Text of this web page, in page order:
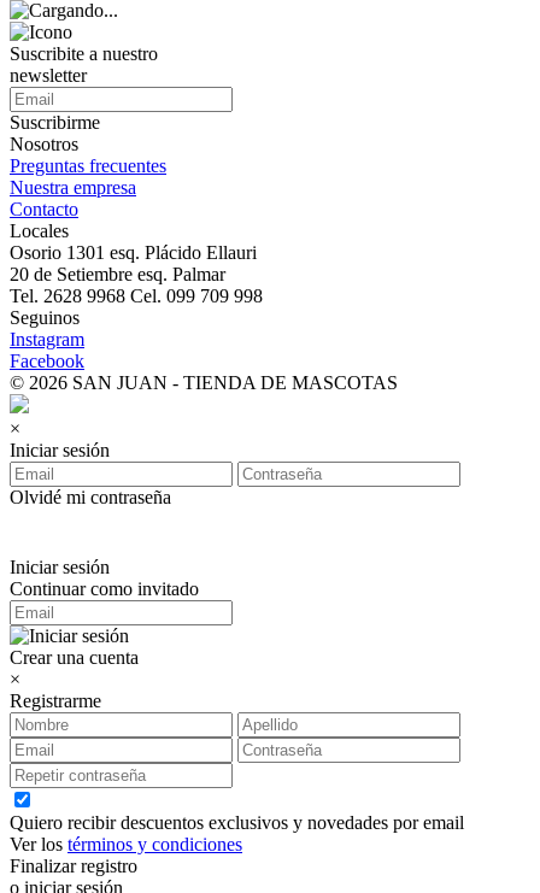
Suscribite a nuestro
newsletter
Suscribirme
Nosotros
Preguntas frecuentes
Nuestra empresa
Contacto
Locales
Osorio 1301 esq. Plácido Ellauri
20 de Setiembre esq. Palmar
Tel. 2628 9968 Cel. 099 709 998
Seguinos
Instagram
Facebook
© 2026 SAN JUAN - TIENDA DE MASCOTAS
×
Iniciar sesión
Olvidé mi contraseña
Iniciar sesión
Continuar como invitado
Crear una cuenta
×
Registrarme
Quiero recibir descuentos exclusivos y novedades por email
Ver los términos y condiciones
Finalizar registro
o iniciar sesión